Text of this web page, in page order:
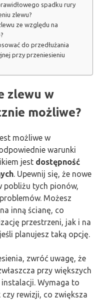
spadku rury
zlewu?
ze względu na
do przedłużania
przy przeniesieniu
zlewu w
możliwe?
możliwe w
warunki
jest dostępność
. Upewnij się, że nowe
pobliżu tych pionów,
Możesz
inną ścianę, co
przestrzeni, jak i na
planujesz taką opcję.
zwróć uwagę, że
przy większych
Wymaga to
rewizji, co zwiększa